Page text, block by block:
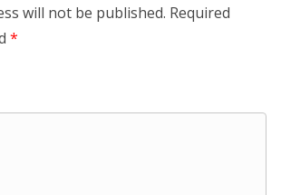
will not be published. Required
*